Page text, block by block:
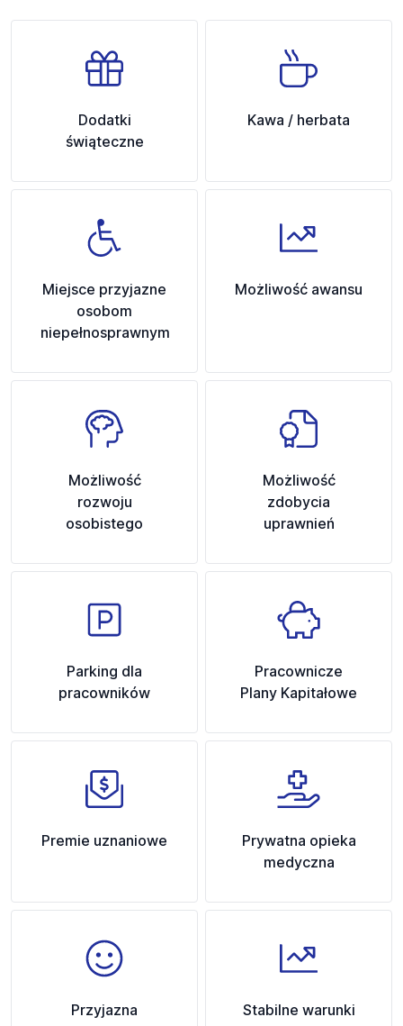
Dodatki
świąteczne
Kawa / herbata
Miejsce przyjazne
osobom
niepełnosprawnym
Możliwość awansu
Możliwość
rozwoju
osobistego
Możliwość
zdobycia
uprawnień
Parking dla
pracowników
Pracownicze
Plany Kapitałowe
Premie uznaniowe
Prywatna opieka
medyczna
Przyjazna
Stabilne warunki